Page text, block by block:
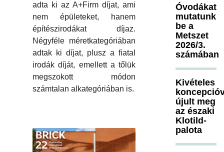
adta ki az A+Firm díjat, ami
nem épületeket, hanem
építészirodákat díjaz.
Négyféle méretkategóriában
adtak ki díjat, plusz a fiatal
irodák díját, emellett a tőlük
megszokott módon
számtalan alkategóriában is.
Óvodákat
mutatunk
be a
Metszet
2026/3.
számában
Kivételes
újult meg
az északi
Klotild-
palota